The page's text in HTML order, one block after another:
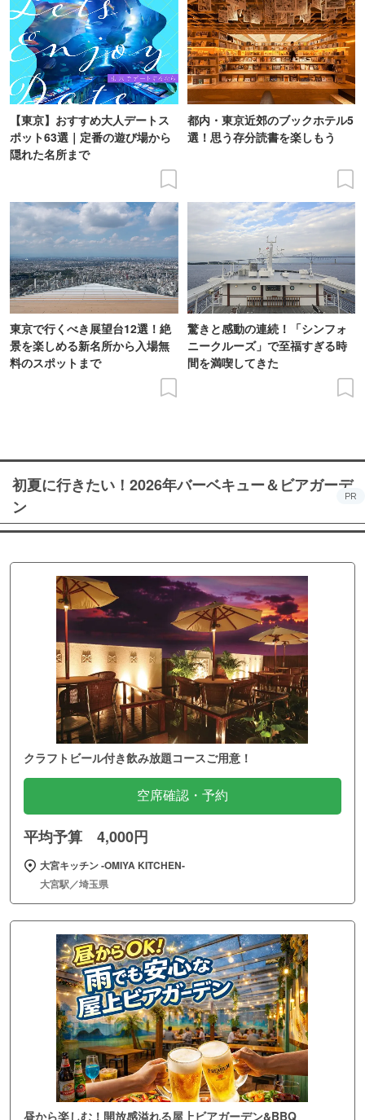
【東京】おすすめ大人デートス
ポット63選｜定番の遊び場から
隠れた名所まで
都内・東京近郊のブックホテル5
選！思う存分読書を楽しもう
東京で行くべき展望台12選！絶
景を楽しめる新名所から入場無
料のスポットまで
驚きと感動の連続！「シンフォ
ニークルーズ」で至福すぎる時
間を満喫してきた
初夏に行きたい！2026年バーベキュー＆ビアガーデ
ン
PR
クラフトビール付き飲み放題コースご用意！
空席確認・予約
平均予算 4,000円
大宮キッチン ‐OMIYA KITCHEN‐
大宮駅／埼玉県
昼から楽しむ！開放感溢れる屋上ビアガーデン&BBQ